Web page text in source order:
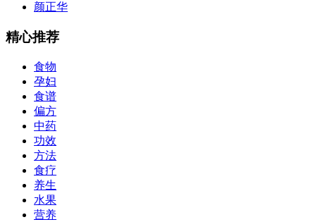
颜正华
精心推荐
食物
孕妇
食谱
偏方
中药
功效
方法
食疗
养生
水果
营养